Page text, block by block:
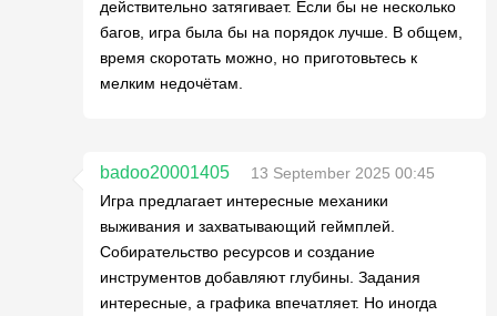
действительно затягивает. Если бы не несколько
багов, игра была бы на порядок лучше. В общем,
время скоротать можно, но приготовьтесь к
мелким недочётам.
badoo20001405
13 September 2025 00:45
Игра предлагает интересные механики
выживания и захватывающий геймплей.
Собирательство ресурсов и создание
инструментов добавляют глубины. Задания
интересные, а графика впечатляет. Но иногда